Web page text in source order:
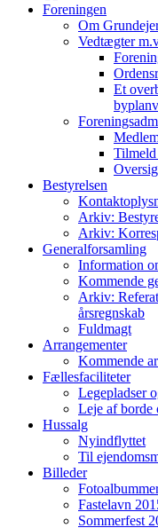
Foreningen
Om
Vedtægter
Et
Bestyrelsen
Arkiv:
Arkiv:
Generalforsamling
Information
Kommende
Arkiv:
årsregnskab
Fuldmagt
Arrangementer
Kommende
Fællesfaciliteter
Legepladser
Leje af borde
Hussalg
Nyindflyttet
Til
Billeder
Fastelavn
Sommerfest